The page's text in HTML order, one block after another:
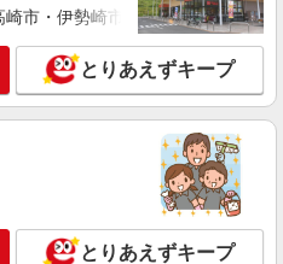
考慮の上、決定します ※夜勤手当
含む ※一律処遇改善加算含む ※夜
4回を含む 〇資格手当 〇職種手当
都圏手当 〇時間外勤務手当 〇夜
務手当 〇休日勤務手当 〇年末年
ーハウス千葉穴川 千葉県千葉市稲
11番67号
詳細を見る
ス付き高齢者向け住宅／正社員
夜勤月4〜5回
市・伊勢崎市・太田市・館林市
とりあえずキープ
とりあえずキープ